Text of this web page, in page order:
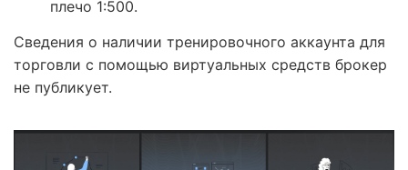
плечо 1:500.
Сведения о наличии тренировочного аккаунта для
торговли с помощью виртуальных средств брокер
не публикует.